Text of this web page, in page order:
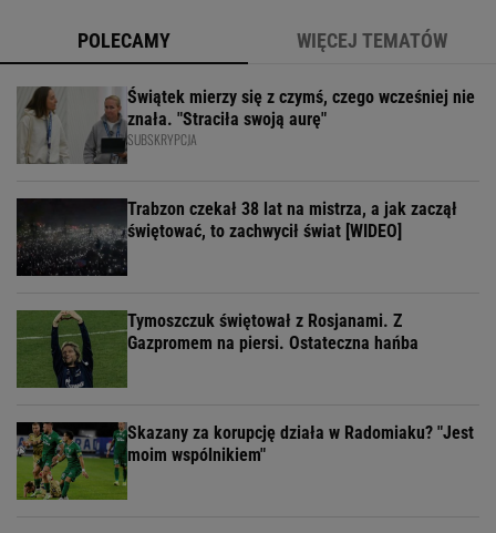
POLECAMY WIĘCEJ TEMATÓW
Świątek mierzy się z czymś, czego wcześniej nie
znała. "Straciła swoją aurę"
SUBSKRYPCJA
Trabzon czekał 38 lat na mistrza, a jak zaczął
świętować, to zachwycił świat [WIDEO]
Tymoszczuk świętował z Rosjanami. Z
Gazpromem na piersi. Ostateczna hańba
Skazany za korupcję działa w Radomiaku? "Jest
moim wspólnikiem"